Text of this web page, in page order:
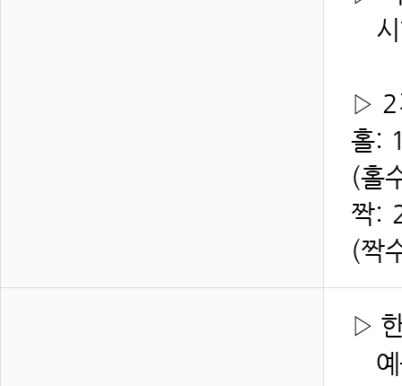
시
▷ 2
홀:
(홀
짝:
(짝
▷